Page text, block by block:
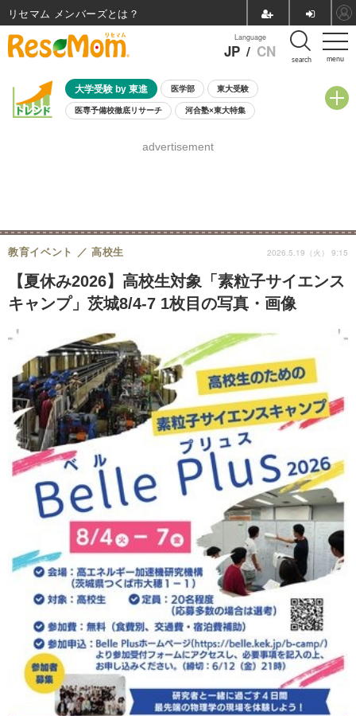
menu
Language
JP / CN search
大学受験 by 東進 医学部 東大受験
医専予備校徹底リサーチ 河合塾×東大特集
8月開催学校説明会・相談会
advertisement
【夏休み2026】高校生対象「素粒子サイエンス
キャンプ」茨城8/4-7 1枚目の写真・画像
教育イベント 高校生 2026.5.19（火） 9:15
リセマム メンバーズ